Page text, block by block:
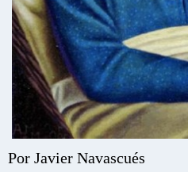
Por Javier Navascués